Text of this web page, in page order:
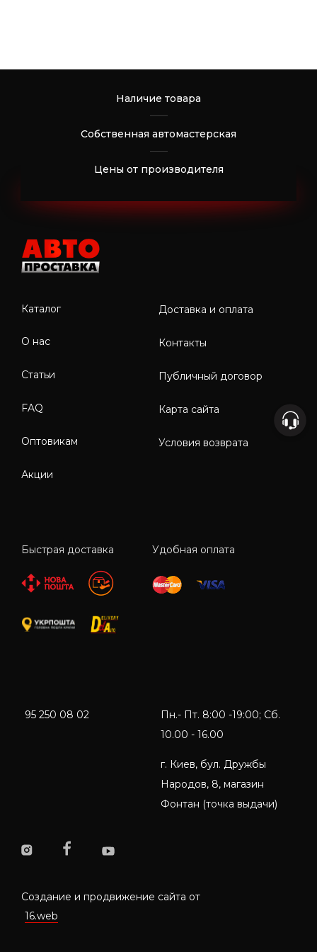
Наличие товара
Собственная автомастерская
Цены от производителя
Каталог
О нас
Статьи
FAQ
Оптовикам
Акции
Доставка и оплата
Контакты
Публичный договор
Карта сайта
Условия возврата
Быстрая доставка Удобная оплата
95 250 08 02
Пн.- Пт. 8:00 -19:00; Сб.
10.00 - 16.00
г. Киев, бул. Дружбы
Народов, 8, магазин
Фонтан (точка выдачи)
Создание и продвижение сайта от
16.web